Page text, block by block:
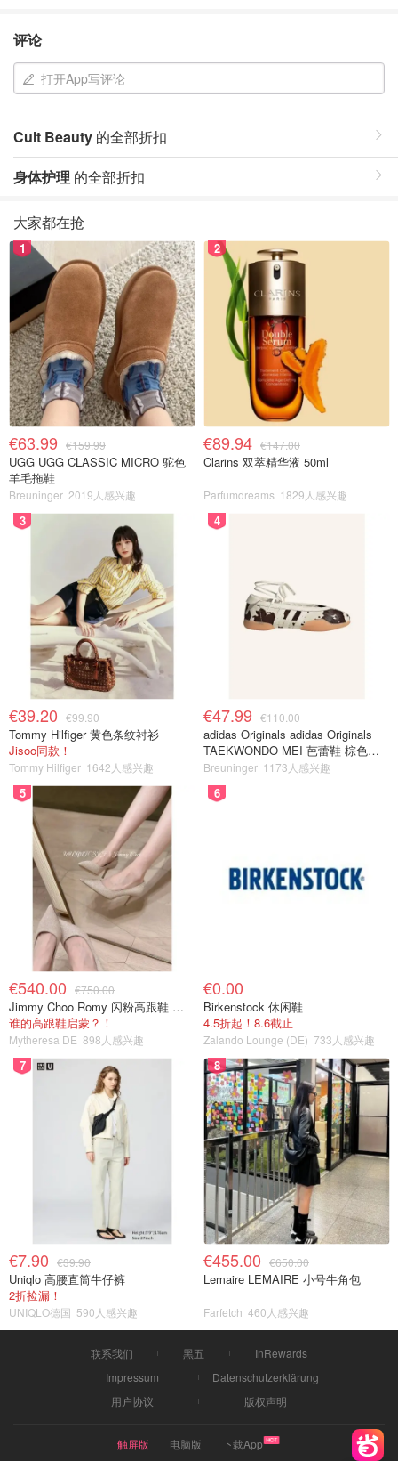
评论
打开App写评论
Cult Beauty 的全部折扣
身体护理 的全部折扣
大家都在抢
1
€63.99 €159.99
UGG UGG CLASSIC MICRO 驼色
羊毛拖鞋
Breuninger 2019人感兴趣
2
€89.94 €147.00
Clarins 双萃精华液 50ml
Parfumdreams 1829人感兴趣
3
€39.20 €99.90
Tommy Hilfiger 黄色条纹衬衫
Jisoo同款！
Tommy Hilfiger 1642人感兴趣
4
€47.99 €110.00
adidas Originals adidas Originals
TAEKWONDO MEI 芭蕾鞋 棕色米
色
Breuninger 1173人感兴趣
5
€540.00 €750.00
Jimmy Choo Romy 闪粉高跟鞋 米金色
谁的高跟鞋启蒙？！
Mytheresa DE 898人感兴趣
6
€0.00
Birkenstock 休闲鞋
4.5折起！8.6截止
Zalando Lounge (DE) 733人感兴趣
7
€7.90 €39.90
Uniqlo 高腰直筒牛仔裤
2折捡漏！
UNIQLO德国 590人感兴趣
8
€455.00 €650.00
Lemaire LEMAIRE 小号牛角包
Farfetch 460人感兴趣
联系我们 黑五
InRewards
Impressum
Datenschutzerklärung
用户协议
版权声明
触屏版 电脑版 下载App